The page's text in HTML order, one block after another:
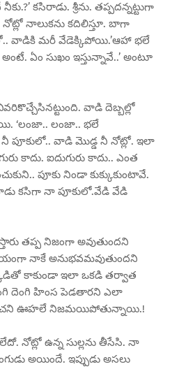
కసిరాడు. శ్రీను. తప్పదన్నట్టుగా
నాలుకను కదిలిస్తూ. బాగా
వాడికి మరీ వేడెక్కిపోయి.’ఆహా భలే
ఏం సుఖం ఇస్తున్నావే..’ అంటూ
వాడి దెబ్బల్లో
‘లంజా.. లంజా.. భలే
నీ పూకులో.. వాడి మొడ్డ నీ నోట్లో. ఇలా
కాదు. ఐదుగురు కాదు.. ఎంత
పూకు నిండా కుక్కుకుంటావే.
కసిగా నా పూకులో.వేడి వేడి
తప్ప నిజంగా అవుతుందని
నాకే అనుభవమవుతుందని
కాకుండా ఇలా ఒకడి తర్వాత
దెంగి హింస పెడతారని ఎలా
ఊహలే నిజమయిపోతున్నాయి.!
నోట్లో ఉన్న సుల్లను తీసేసి. నా
అయిందే. ఇప్పుడు అసలు